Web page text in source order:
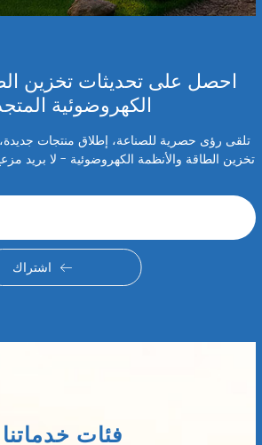
احصل على تحديثات تخزين
الكهروضوئية
تلقى رؤى حصرية للصناعة، إطلاق منتجات جديدة،
تخزين الطاقة والأنظمة الكهروضوئية - لا بريد
اشتراك
فئات خدماتنا